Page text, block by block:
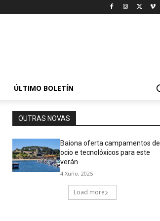
ÚLTIMO BOLETÍN
OUTRAS NOVAS
Baiona oferta campamentos de
ocio e tecnolóxicos para este
verán
4 Xuño, 2025
Load more